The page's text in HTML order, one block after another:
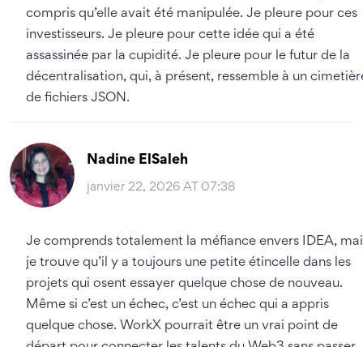
compris qu’elle avait été manipulée. Je pleure pour ces
investisseurs. Je pleure pour cette idée qui a été
assassinée par la cupidité. Je pleure pour le futur de la
décentralisation, qui, à présent, ressemble à un
de fichiers JSON.
Nadine ElSaleh
janvier 22, 2026 AT 07:38
Je comprends totalement la méfiance envers IDEA,
je trouve qu’il y a toujours une petite étincelle dans les
projets qui osent essayer quelque chose de nouveau.
Même si c’est un échec, c’est un échec qui a appris
quelque chose. WorkX pourrait être un vrai point de